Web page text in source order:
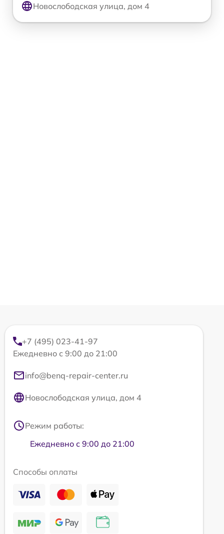
Новослободская улица, дом 4
+7 (495) 023-41-97
Ежедневно с 9:00 до 21:00
info@benq-repair-center.ru
Новослободская улица, дом 4
Режим работы:
Ежедневно с 9:00 до 21:00
Способы оплаты